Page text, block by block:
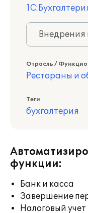
Внедрения
Отрасль /
Рестораны и
Теги
бухгалтерия
функции:
Банк и касса
Завершение
Налоговый учет